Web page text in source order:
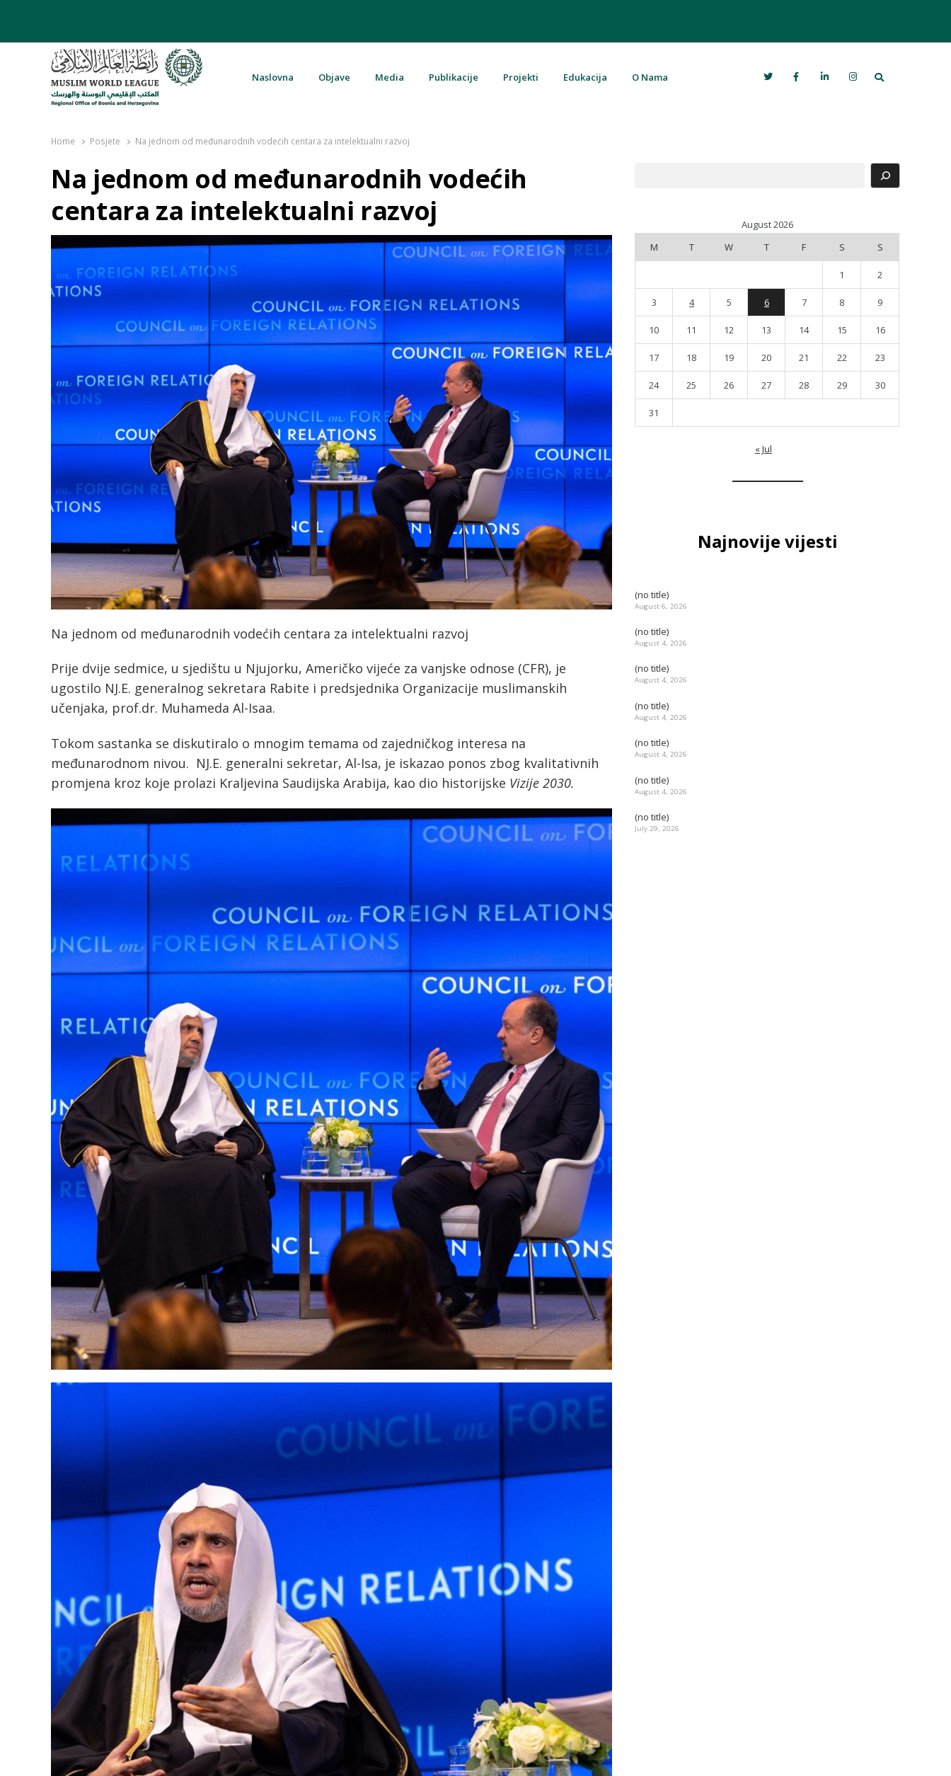
Naslovna Objave Media Publikacije Projekti Edukacija O Nama Search
Home Posjete Na jednom od međunarodnih vodećih centara za intelektualni razvoj
Na jednom od međunarodnih vodećih
centara za intelektualni razvoj
Na jednom od međunarodnih vodećih centara za intelektualni razvoj
Prije dvije sedmice, u sjedištu u Njujorku, Američko vijeće za vanjske odnose (CFR), je
ugostilo NJ.E. generalnog sekretara Rabite i predsjednika Organizacije muslimanskih
učenjaka, prof.dr. Muhameda Al-Isaa.
Tokom sastanka se diskutiralo o mnogim temama od zajedničkog interesa na
međunarodnom nivou. NJ.E. generalni sekretar, Al-Isa, je iskazao ponos zbog kvalitativnih
promjena kroz koje prolazi Kraljevina Saudijska Arabija, kao dio historijske Vizije 2030.
August 2026
M
T W T F S S
1 2
3 4 5 6 7 8 9
10 11 12 13 14 15 16
17 18 19 20 21 22 23
24 25 26 27 28 29 30
31
« Jul
Najnovije vijesti
(no title)
August 6, 2026
(no title)
August 4, 2026
(no title)
August 4, 2026
(no title)
August 4, 2026
(no title)
August 4, 2026
(no title)
August 4, 2026
(no title)
July 29, 2026